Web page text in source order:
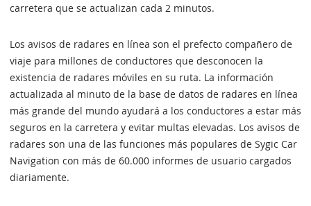
carretera que se actualizan cada 2 minutos.
Los avisos de radares en línea son el prefecto compañero de
viaje para millones de conductores que desconocen la
existencia de radares móviles en su ruta. La información
actualizada al minuto de la base de datos de radares en línea
más grande del mundo ayudará a los conductores a estar más
seguros en la carretera y evitar multas elevadas. Los avisos de
radares son una de las funciones más populares de Sygic Car
Navigation con más de 60.000 informes de usuario cargados
diariamente.